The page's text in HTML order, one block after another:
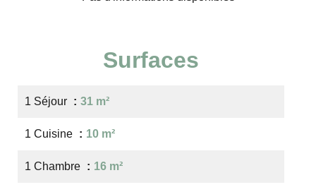
Surfaces
1 Séjour 31 m²
1 Cuisine 10 m²
1 Chambre 16 m²